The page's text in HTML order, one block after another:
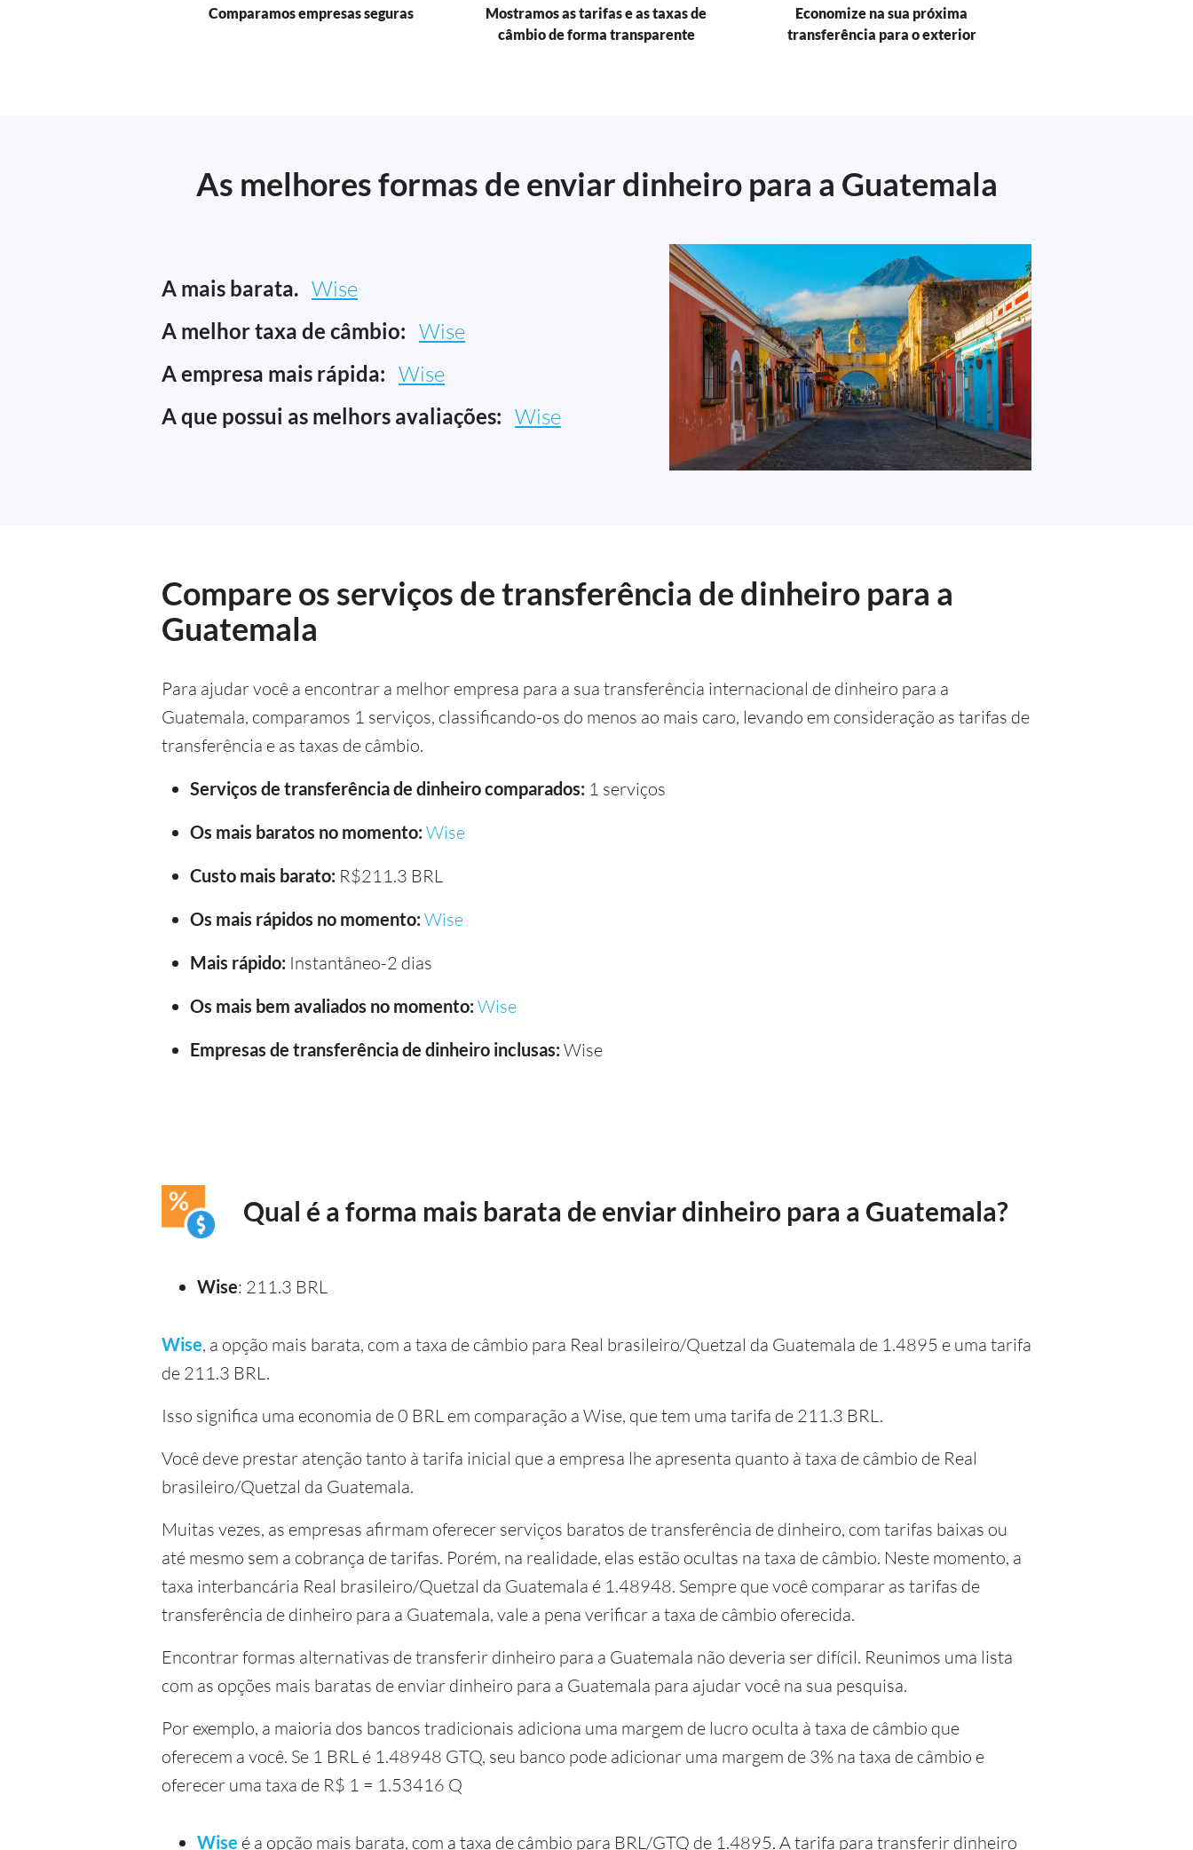
Comparamos empresas seguras
Mostramos as tarifas e as taxas de
câmbio de forma transparente
Economize na sua próxima
transferência para o exterior
As melhores formas de enviar dinheiro para a Guatemala
A mais barata. Wise
A melhor taxa de câmbio: Wise
A empresa mais rápida: Wise
A que possui as melhors avaliações: Wise
Compare os serviços de transferência de dinheiro para a
Guatemala
Para ajudar você a encontrar a melhor empresa para a sua transferência internacional de dinheiro para a
Guatemala, comparamos 1 serviços, classificando-os do menos ao mais caro, levando em consideração as tarifas de
transferência e as taxas de câmbio.
Serviços de transferência de dinheiro comparados: 1 serviços
Os mais baratos no momento: Wise
Custo mais barato: R$211.3 BRL
Os mais rápidos no momento: Wise
Mais rápido: Instantâneo-2 dias
Os mais bem avaliados no momento: Wise
Empresas de transferência de dinheiro inclusas: Wise
Qual é a forma mais barata de enviar dinheiro para a Guatemala?
Wise: 211.3 BRL
Wise, a opção mais barata, com a taxa de câmbio para Real brasileiro/Quetzal da Guatemala de 1.4895 e uma tarifa
de 211.3 BRL.
Isso significa uma economia de 0 BRL em comparação a Wise, que tem uma tarifa de 211.3 BRL.
Você deve prestar atenção tanto à tarifa inicial que a empresa lhe apresenta quanto à taxa de câmbio de Real
brasileiro/Quetzal da Guatemala.
Muitas vezes, as empresas afirmam oferecer serviços baratos de transferência de dinheiro, com tarifas baixas ou
até mesmo sem a cobrança de tarifas. Porém, na realidade, elas estão ocultas na taxa de câmbio. Neste momento, a
taxa interbancária Real brasileiro/Quetzal da Guatemala é 1.48948. Sempre que você comparar as tarifas de
transferência de dinheiro para a Guatemala, vale a pena verificar a taxa de câmbio oferecida.
Encontrar formas alternativas de transferir dinheiro para a Guatemala não deveria ser difícil. Reunimos uma lista
com as opções mais baratas de enviar dinheiro para a Guatemala para ajudar você na sua pesquisa.
Por exemplo, a maioria dos bancos tradicionais adiciona uma margem de lucro oculta à taxa de câmbio que
oferecem a você. Se 1 BRL é 1.48948 GTQ, seu banco pode adicionar uma margem de 3% na taxa de câmbio e
oferecer uma taxa de R$ 1 = 1.53416 Q
Wise é a opção mais barata, com a taxa de câmbio para BRL/GTQ de 1.4895. A tarifa para transferir dinheiro